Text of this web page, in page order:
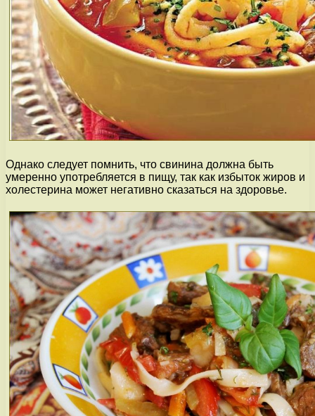
Однако следует помнить, что свинина должна быть
умеренно употребляется в пищу, так как избыток жиров и
холестерина может негативно сказаться на здоровье.